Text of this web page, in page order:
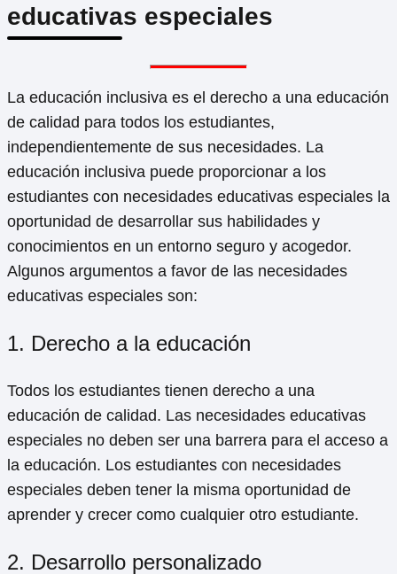
educativas especiales
La educación inclusiva es el derecho a una educación
de calidad para todos los estudiantes,
independientemente de sus necesidades. La
educación inclusiva puede proporcionar a los
estudiantes con necesidades educativas especiales la
oportunidad de desarrollar sus habilidades y
conocimientos en un entorno seguro y acogedor.
Algunos argumentos a favor de las necesidades
educativas especiales son:
1. Derecho a la educación
Todos los estudiantes tienen derecho a una
educación de calidad. Las necesidades educativas
especiales no deben ser una barrera para el acceso a
la educación. Los estudiantes con necesidades
especiales deben tener la misma oportunidad de
aprender y crecer como cualquier otro estudiante.
2. Desarrollo personalizado